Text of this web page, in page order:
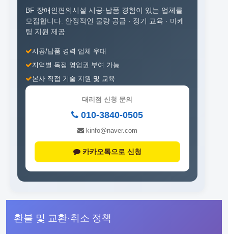
BF 장애인편의시설 시공·납품 경험이 있는 업체를
모집합니다. 안정적인 물량 공급 · 정기 교육 · 마케
팅 지원 제공
시공/납품 경력 업체 우대
지역별 독점 영업권 부여 가능
본사 직접 기술 지원 및 교육
대리점 신청 문의
010-3840-0505
kinfo@naver.com
카카오톡으로 신청
환불 및 교환·취소 정책